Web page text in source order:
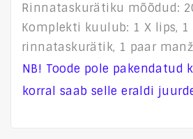
Rinnataskurätiku mõõdud:
Komplekti kuulub: 1 X lips, 1
rinnataskurätik, 1 paar
NB! Toode pole pakendatud
korral saab selle eraldi